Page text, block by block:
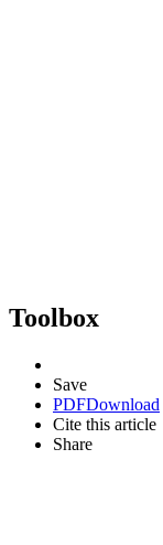
Toolbox
Save
PDFDownload
Cite this article
Share